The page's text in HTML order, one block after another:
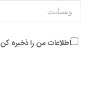
وبسایت
اطلاعات من را ذخیره کن